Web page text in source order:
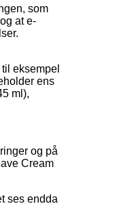
som
at e-
eksempel
ens
ml),
og på
Cream
ses endda